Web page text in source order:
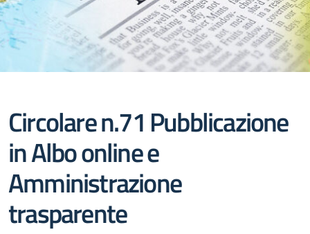
Circolare n.71 Pubblicazione
in Albo online e
Amministrazione
trasparente